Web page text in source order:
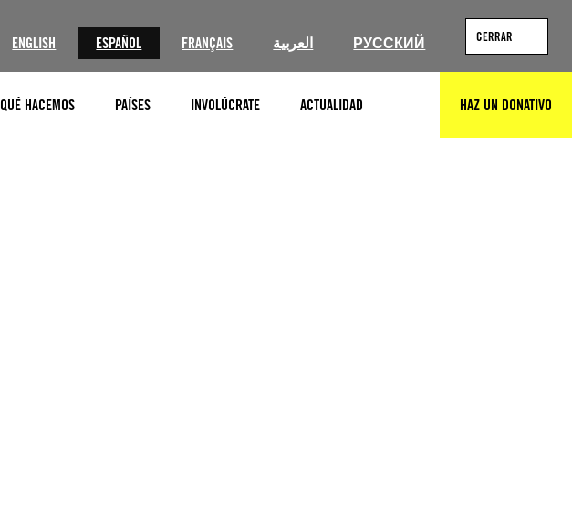
ENGLISH ESPAÑOL FRANÇAIS العربية РУССКИЙ CERRAR
QUÉ HACEMOS PAÍSES INVOLÚCRATE ACTUALIDAD HAZ UN DONATIVO